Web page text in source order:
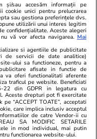
11:44
11:20
și/sau accesăm informații pe
cookie unici pentru prelucrarea
sau gestiona preferințele dvs.
utilizării unui interes legitim
confidențialitate. Aceste alegeri
vă vor afecta navigarea. Mai
si agentiile de publicitate
de servicii de date analitice)
ului sa functioneze, pentru a
afisate in functie de
va oferi functionalitati aferente
traficul pe website. Beneficiati
22 din GDPR in legatura cu
Aceste drepturi pot fi exercitate
pe “ACCEPT TOATE”, acceptati
care implica inclusiv acceptul
de catre Vendor-ii cu
SA MODIFIC SETARILE
in mod individual, mai putin
functionarea website-ului.